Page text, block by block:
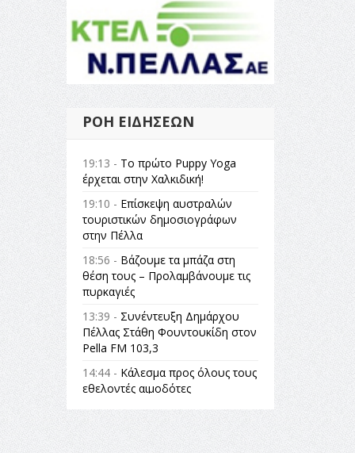
ΡΟΉ ΕΙΔΉΣΕΩΝ
19:13 - Το πρώτο Puppy Yoga
έρχεται στην Χαλκιδική!
19:10 - Επίσκεψη αυστραλών
τουριστικών δημοσιογράφων
στην Πέλλα
18:56 - Βάζουμε τα μπάζα στη
θέση τους – Προλαμβάνουμε τις
πυρκαγιές
13:39 - Συνέντευξη Δημάρχου
Πέλλας Στάθη Φουντουκίδη στον
Pella FM 103,3
14:44 - Κάλεσμα προς όλους τους
εθελοντές αιμοδότες
14:23 -Όλη η Ελλάδα ένας
πολιτισμός Μουσική
εγκατάσταση Πόλεμος και